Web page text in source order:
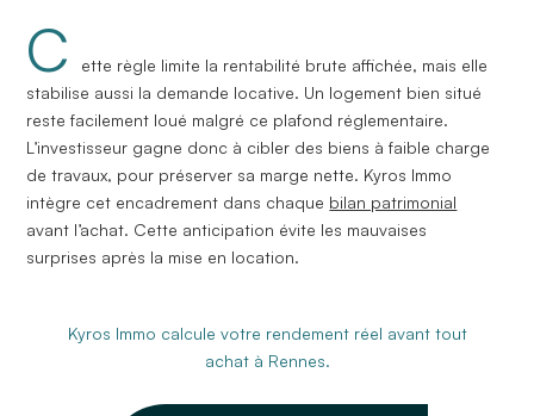
C
ette règle limite la rentabilité brute affichée, mais elle
stabilise aussi la demande locative. Un logement bien situé
reste facilement loué malgré ce plafond réglementaire.
L’investisseur gagne donc à cibler des biens à faible charge
de travaux, pour préserver sa marge nette. Kyros Immo
intègre cet encadrement dans chaque bilan patrimonial
avant l’achat. Cette anticipation évite les mauvaises
surprises après la mise en location.
Kyros Immo calcule votre rendement réel avant tout
achat à Rennes.